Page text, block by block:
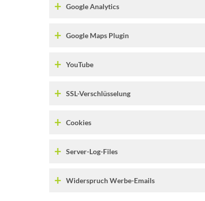
Google Analytics
Google Maps Plugin
YouTube
SSL-Verschlüsselung
Cookies
Server-Log-Files
Widerspruch Werbe-Emails